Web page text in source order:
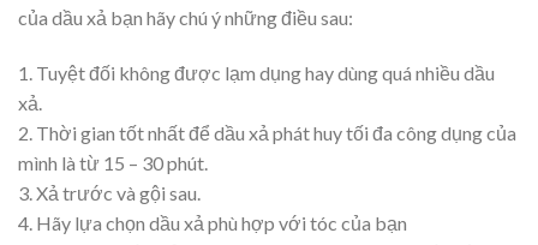
của dầu xả bạn hãy chú ý những điều sau:
1. Tuyệt đối không được lạm dụng hay dùng quá nhiều dầu
xả.
2. Thời gian tốt nhất để dầu xả phát huy tối đa công dụng của
mình là từ 15 – 30 phút.
3. Xả trước và gội sau.
4. Hãy lựa chọn dầu xả phù hợp với tóc của bạn